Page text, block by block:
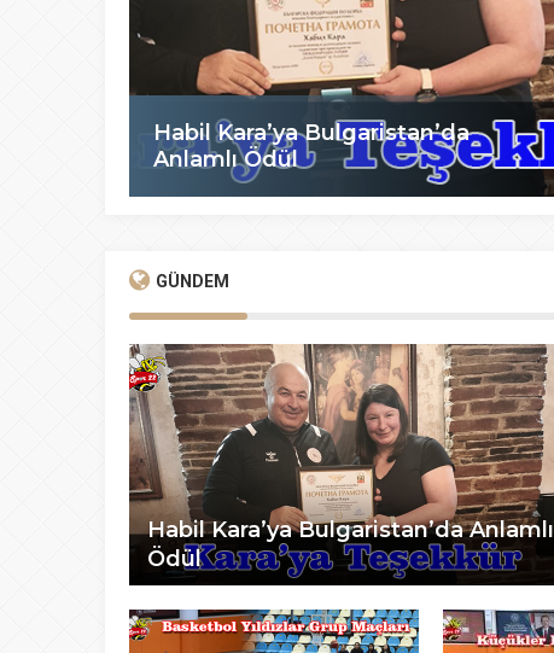
Habil Kara’ya Bulgaristan’da
Anlamlı Ödül
GÜNDEM
Habil Kara’ya Bulgaristan’da Anlamlı
Ödül